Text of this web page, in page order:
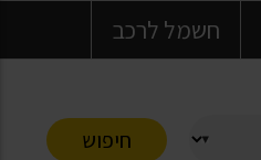
חשמל לרכב
חיפוש